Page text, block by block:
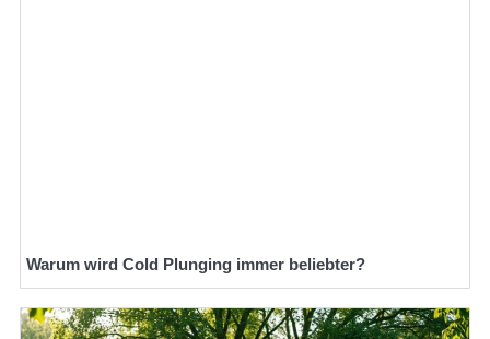
Warum wird Cold Plunging immer beliebter?